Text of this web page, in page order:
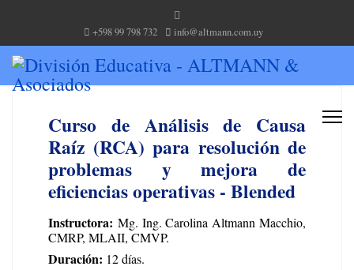
+598 99 798 732 info@altmann.com.uy
Curso de Análisis de Causa
Raíz (RCA) para resolución de
problemas y mejora de
eficiencias operativas - Blended
Instructora: Mg. Ing. Carolina Altmann Macchio,
CMRP, MLAII, CMVP.
Duración: 12 días.